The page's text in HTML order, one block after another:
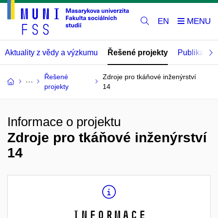
EN
Aktuality z vědy a výzkumu Řešené projekty Publikace
Řešené
projekty
Zdroje pro tkáňové inženýrství
14
Informace o projektu
Zdroje pro tkáňové inženýrství
14
Informace